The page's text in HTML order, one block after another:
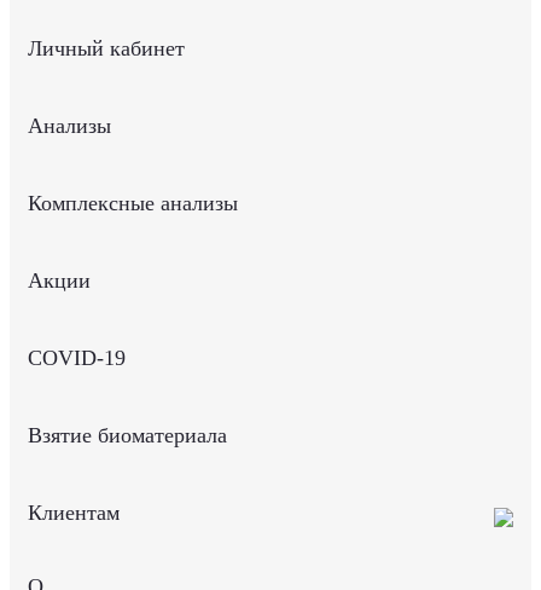
Личный кабинет
Анализы
Комплексные анализы
Акции
COVID-19
Взятие биоматериала
Клиентам